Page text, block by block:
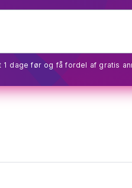
1 dage før og få fordel af gratis